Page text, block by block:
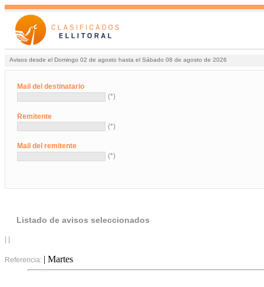
Avisos desde el Domingo 02 de agosto hasta el Sábado 08 de agosto de 2026
Mail del destinatario
(*)
Remitente
(*)
Mail del remitente
(*)
Listado de avisos seleccionados
Referencia: | Martes